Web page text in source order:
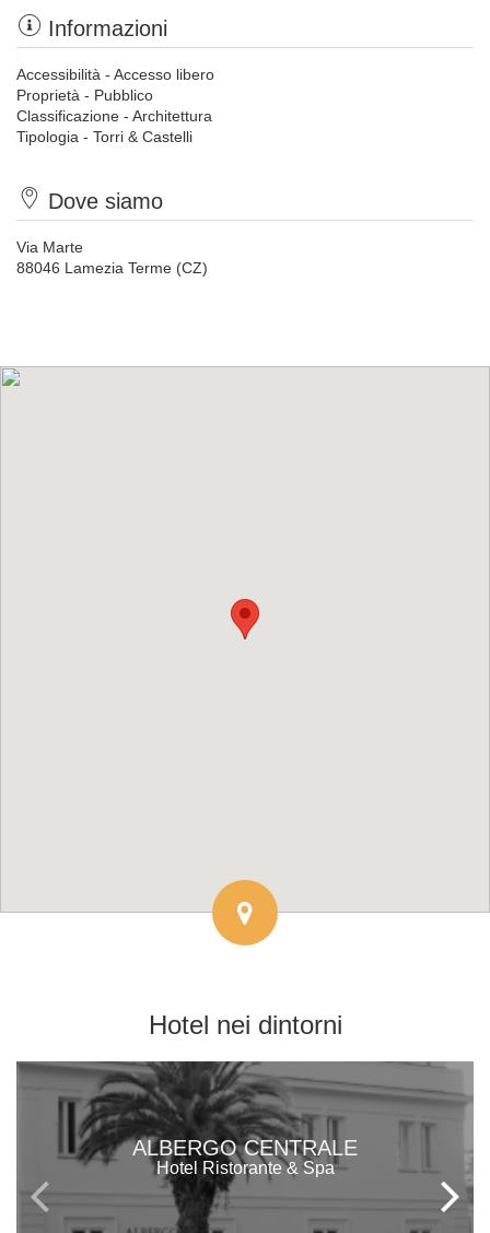
Informazioni
Accessibilità - Accesso libero
Proprietà - Pubblico
Classificazione - Architettura
Tipologia - Torri & Castelli
Dove siamo
Via Marte
88046 Lamezia Terme (CZ)
Hotel nei dintorni
ALBERGO CENTRALE
Hotel Ristorante & Spa